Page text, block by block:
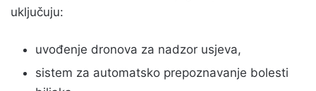
uključuju:
uvođenje dronova za nadzor usjeva,
sistem za automatsko prepoznavanje bolesti